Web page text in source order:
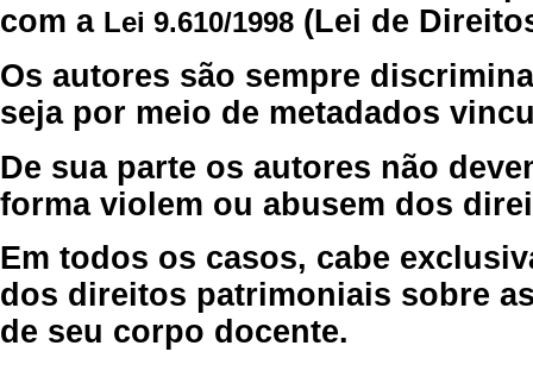
com a Lei 9.610/1998 (Lei de
Os autores são sempre
seja por meio de metadados
De sua parte os autores não
forma violem ou abusem dos
Em todos os casos, cabe
dos direitos patrimoniais sobre
de seu corpo docente.